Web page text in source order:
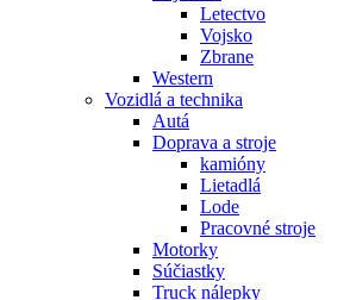
Letectvo
Vojsko
Zbrane
Western
Vozidlá a technika
Autá
Doprava a stroje
kamióny
Lietadlá
Lode
Pracovné stroje
Motorky
Súčiastky
Truck nálepky